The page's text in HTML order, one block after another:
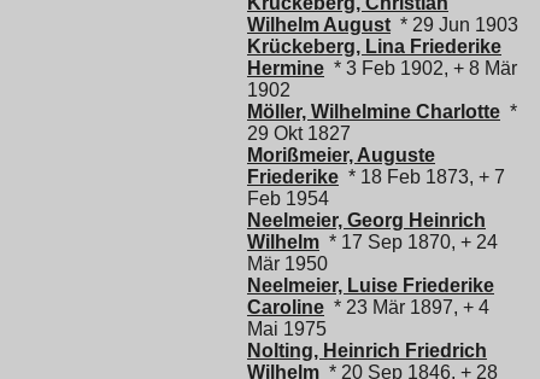
Wilhelm August * 29 Jun 1903
Krückeberg, Lina Friederike
Hermine * 3 Feb 1902, + 8 Mär
1902
Möller, Wilhelmine Charlotte *
29 Okt 1827
Morißmeier, Auguste
Friederike * 18 Feb 1873, + 7
Feb 1954
Neelmeier, Georg Heinrich
Wilhelm * 17 Sep 1870, + 24
Mär 1950
Neelmeier, Luise Friederike
Caroline * 23 Mär 1897, + 4
Mai 1975
Nolting, Heinrich Friedrich
Wilhelm * 20 Sep 1846, + 28